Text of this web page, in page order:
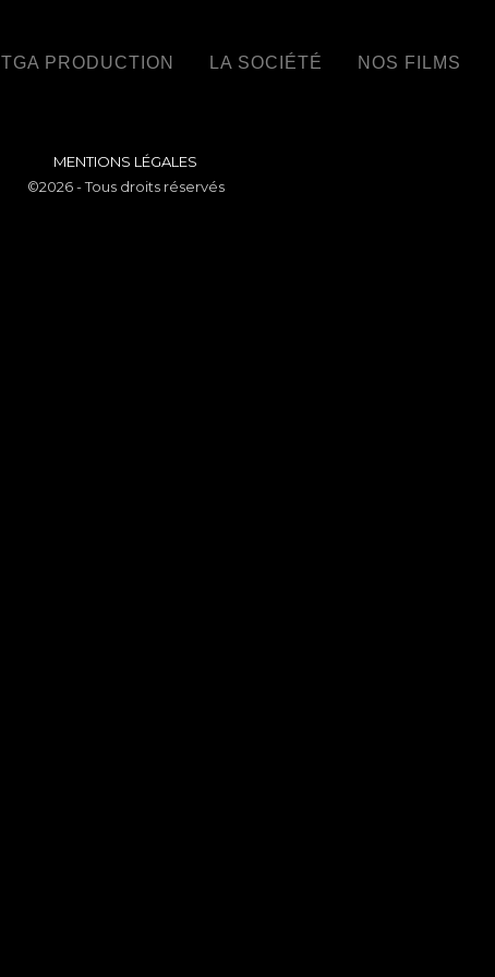
TGA PRODUCTION LA SOCIÉTÉ NOS FILMS
MENTIONS LÉGALES
©2026 - Tous droits réservés